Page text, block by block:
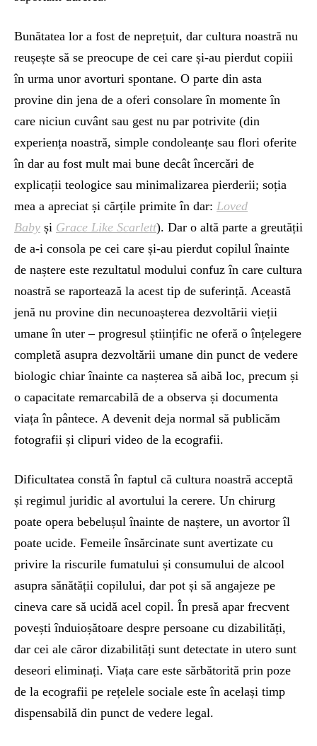
Bunătatea lor a fost de neprețuit, dar cultura noastră nu
reușește să se preocupe de cei care și-au pierdut copiii
în urma unor avorturi spontane. O parte din asta
provine din jena de a oferi consolare în momente în
care niciun cuvânt sau gest nu par potrivite (din
experiența noastră, simple condoleanțe sau flori oferite
în dar au fost mult mai bune decât încercări de
explicații teologice sau minimalizarea pierderii; soția
mea a apreciat și cărțile primite în dar: Loved
Baby și Grace Like Scarlett). Dar o altă parte a greutății
de a-i consola pe cei care și-au pierdut copilul înainte
de naștere este rezultatul modului confuz în care cultura
noastră se raportează la acest tip de suferință. Această
jenă nu provine din necunoașterea dezvoltării vieții
umane în uter – progresul științific ne oferă o înțelegere
completă asupra dezvoltării umane din punct de vedere
biologic chiar înainte ca nașterea să aibă loc, precum și
o capacitate remarcabilă de a observa și documenta
viața în pântece. A devenit deja normal să publicăm
fotografii și clipuri video de la ecografii.
Dificultatea constă în faptul că cultura noastră acceptă
și regimul juridic al avortului la cerere. Un chirurg
poate opera bebelușul înainte de naștere, un avortor îl
poate ucide. Femeile însărcinate sunt avertizate cu
privire la riscurile fumatului și consumului de alcool
asupra sănătății copilului, dar pot și să angajeze pe
cineva care să ucidă acel copil. În presă apar frecvent
povești înduioșătoare despre persoane cu dizabilități,
dar cei ale căror dizabilități sunt detectate in utero sunt
deseori eliminați. Viața care este sărbătorită prin poze
de la ecografii pe rețelele sociale este în același timp
dispensabilă din punct de vedere legal.